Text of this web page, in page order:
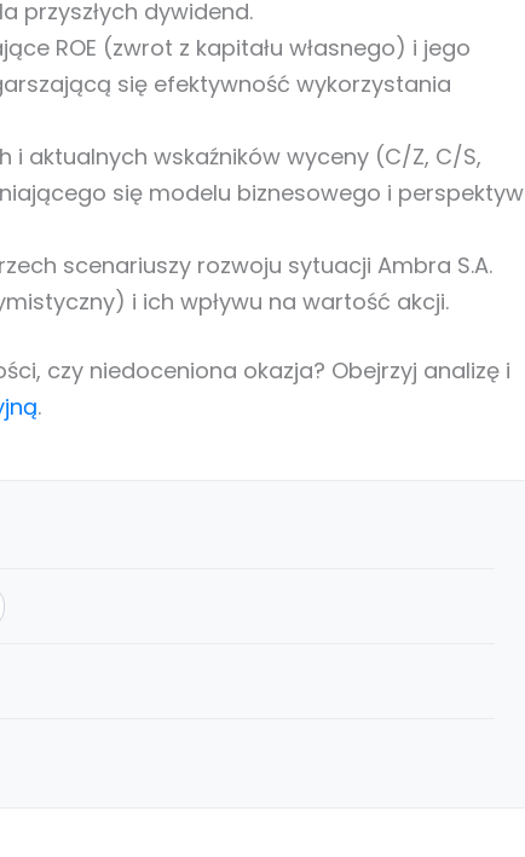
przyszłych dywidend.
ROE (zwrot z kapitału własnego) i jego
się efektywność wykorzystania
i aktualnych wskaźników wyceny (C/Z, C/S,
się modelu biznesowego i perspektyw
scenariuszy rozwoju sytuacji Ambra S.A.
i ich wpływu na wartość akcji.
czy niedoceniona okazja? Obejrzyj analizę i
.